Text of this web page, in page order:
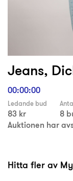
Jeans,
00:00:00
Ledande bud
83 kr 8
Auktionen har
Hitta fler av